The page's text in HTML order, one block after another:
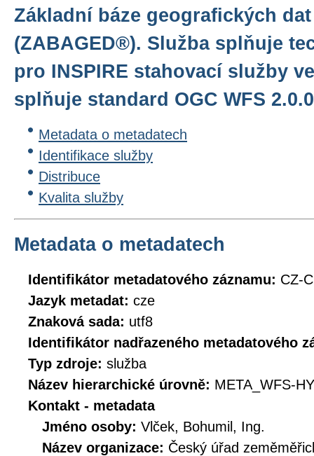
Základní báze geografických
(ZABAGED®). Služba splňuje
pro INSPIRE stahovací služby
splňuje standard OGC WFS
Metadata o metadatech
Identifikace služby
Distribuce
Kvalita služby
Metadata o metadatech
Identifikátor metadatového záznamu: CZ-
Jazyk metadat: cze
Znaková sada: utf8
Identifikátor nadřazeného metadatového
Typ zdroje: služba
Název hierarchické úrovně: META_WFS-
Kontakt - metadata
Jméno osoby: Vlček, Bohumil, Ing.
Název organizace: Český úřad